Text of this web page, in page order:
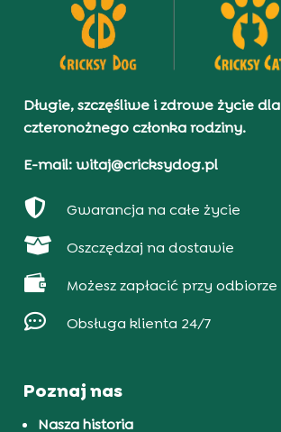
Długie, szczęśliwe i zdrowe życie dla
czteronożnego członka rodziny.
E-mail: witaj@cricksydog.pl
 Gwarancja na całe życie
 Oszczędzaj na dostawie
 Możesz zapłacić przy odbiorze
 Obsługa klienta 24/7
Poznaj nas
Nasza historia